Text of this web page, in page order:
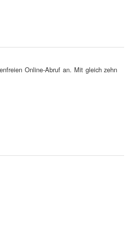
Online-Abruf an. Mit gleich zehn